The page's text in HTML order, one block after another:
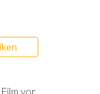
vor.